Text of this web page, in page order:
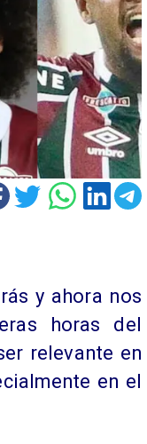
y ahora nos
horas del
relevante en
en el